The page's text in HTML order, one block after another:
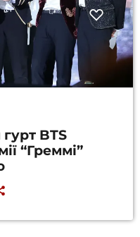
BTS
“Греммі”